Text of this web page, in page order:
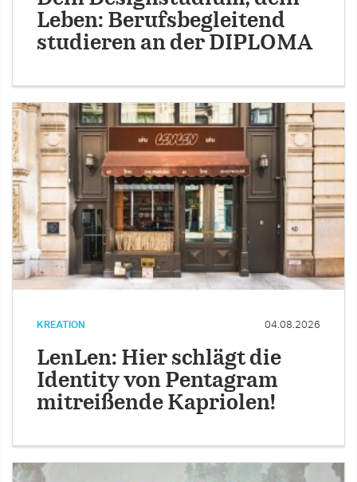
Leben: Berufsbegleitend
studieren an der DIPLOMA
KREATION 04.08.2026
LenLen: Hier schlägt die
Identity von Pentagram
mitreißende Kapriolen!